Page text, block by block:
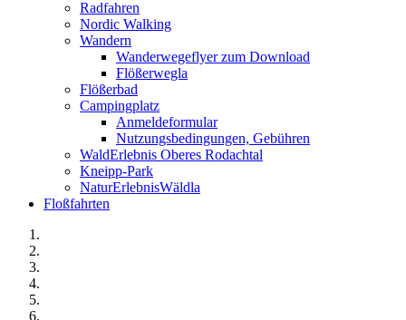
Radfahren
Nordic Walking
Wandern
Wanderwegeflyer zum Download
Flößerwegla
Flößerbad
Campingplatz
Anmeldeformular
Nutzungsbedingungen, Gebühren
WaldErlebnis Oberes Rodachtal
Kneipp-Park
NaturErlebnisWäldla
Floßfahrten